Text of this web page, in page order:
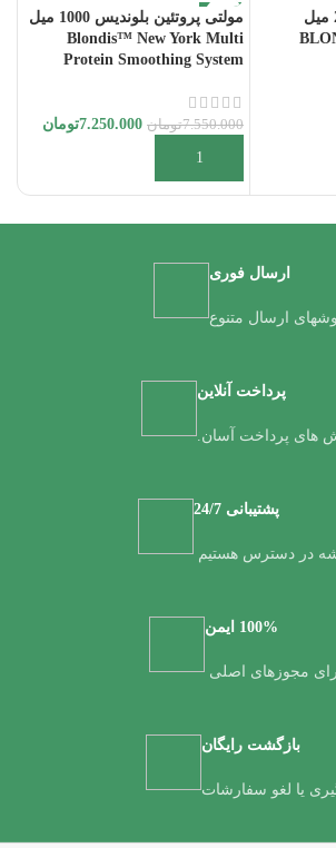
کرم کرل بلوندیس240 میل
-4%
مولتی پروتئین بلوندیس 1000 میل
Blondis™ New York Multi
Protein Smoothing System
7.550.000تومان 7.250.000تومان
افزودن به سبد خرید
ارسال فوری
ارسال متنوع
پرداخت آنلاین
های پرداخت آسان.
پشتیبانی 24/7
در دسترس هستیم
100% ایمن
مجوزهای اصلی
بازگشت رایگان
یا لغو سفارشات